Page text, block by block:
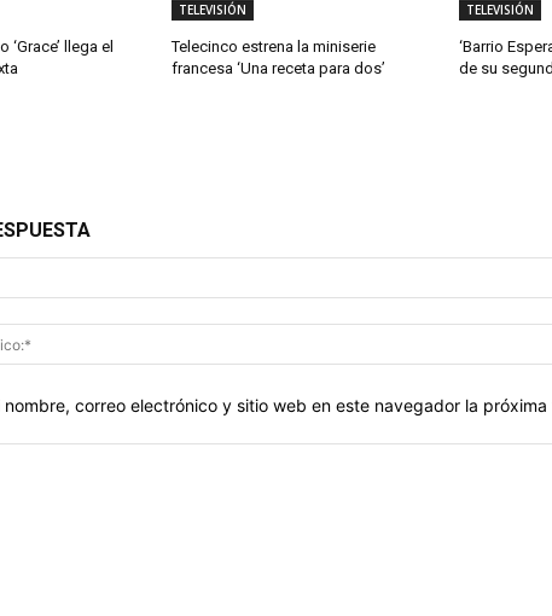
llega el
TELEVISIÓN
Telecinco estrena la miniserie
francesa ‘Una receta para dos’
TELEVISIÓN
‘Barrio
de su
nombre, correo electrónico y sitio web en este navegador la